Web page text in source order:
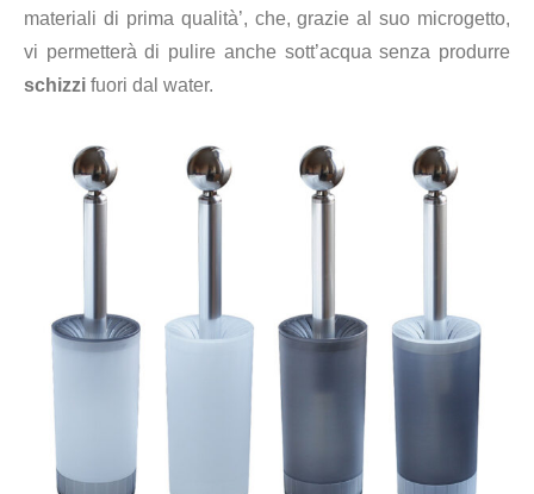
materiali di prima qualità’, che, grazie al suo microgetto,
vi permetterà di pulire anche sott’acqua senza produrre
schizzi fuori dal water.